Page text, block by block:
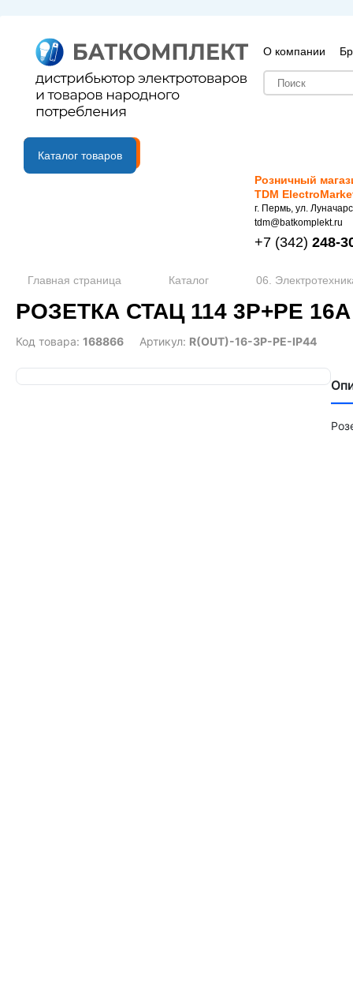
О компании
B2B портал
Каталог товаров
Розничный
TDM
г. Пермь, ул.
tdm@batkomplekt.ru
+7 (342) 248-
Главная страница Каталог 06.
РОЗЕТКА СТАЦ 114 3Р+РЕ
Код товара: 168866 Артикул: R(OUT)-16-3P-PE-IP44